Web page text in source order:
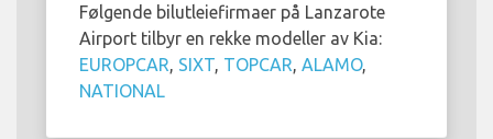
Følgende bilutleiefirmaer på Lanzarote
Airport tilbyr en rekke modeller av Kia:
EUROPCAR SIXT TOPCAR ALAMO,
NATIONAL